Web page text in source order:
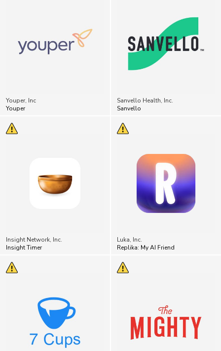
Youper, Inc
Youper
Sanvello Health, Inc.
Sanvello
Insight Network, Inc.
Insight Timer
Luka, Inc.
Replika: My AI Friend